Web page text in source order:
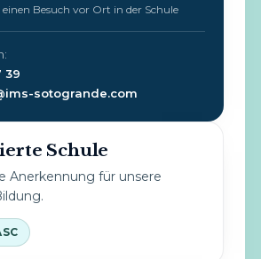
einen Besuch vor Ort in der Schule
39
sotogrande.com
Schule
Anerkennung für unsere